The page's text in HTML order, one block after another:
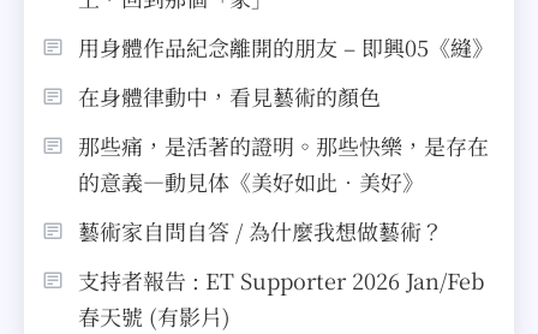
用身體作品紀念離開的朋友 – 即興05《縫》
在身體律動中，看見藝術的顏色
那些痛，是活著的證明。那些快樂，是存在
的意義—動見体《美好如此．美好》
藝術家自問自答 / 為什麼我想做藝術？
支持者報告 : ET Supporter 2026 Jan/Feb
春天號 (有影片)